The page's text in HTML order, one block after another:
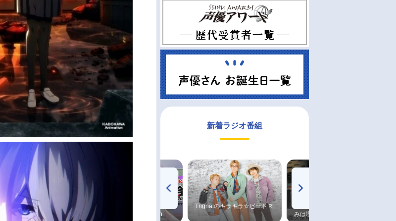
新着ラジオ番組
橋美紀のおんぷの気持ち
♪ in アニメイトタイムズ
radio 大直会 2nd season
Trignalのキラキラ☆ビートＲ
みは塩だけ